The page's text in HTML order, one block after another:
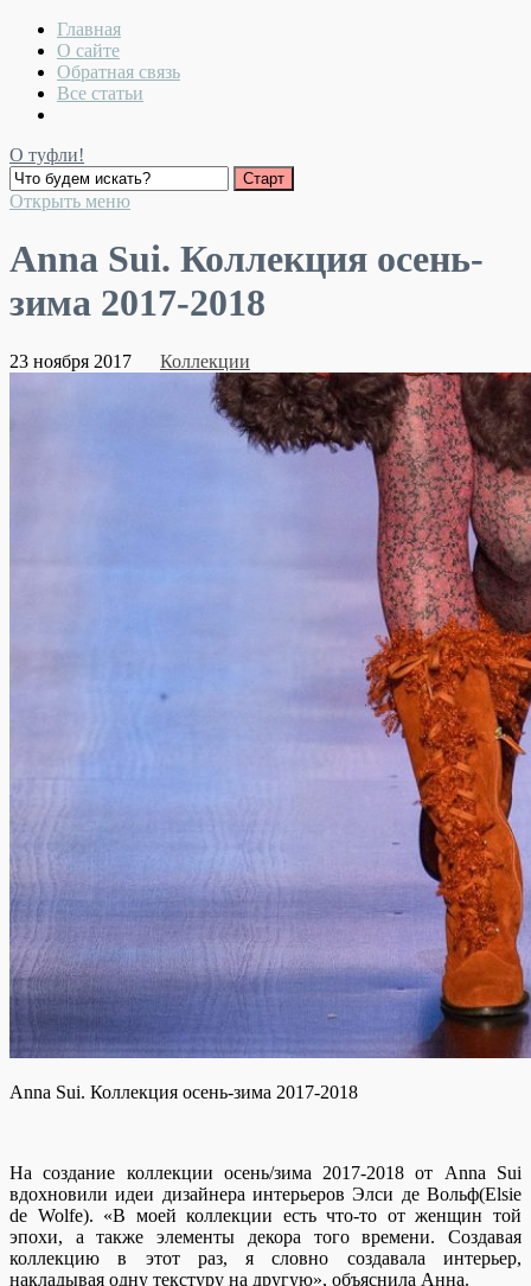
Главная
О сайте
Обратная связь
Все статьи
О туфли!
Открыть меню
Anna Sui. Коллекция осень-
зима 2017-2018
23 ноября 2017 Коллекции
Anna Sui. Коллекция осень-зима 2017-2018
На создание коллекции осень/зима 2017-2018 от Anna Sui
вдохновили идеи дизайнера интерьеров Элси де Вольф(Elsie
de Wolfe). «В моей коллекции есть что-то от женщин той
эпохи, а также элементы декора того времени. Создавая
коллекцию в этот раз, я словно создавала интерьер,
накладывая одну текстуру на другую», объяснила Анна.